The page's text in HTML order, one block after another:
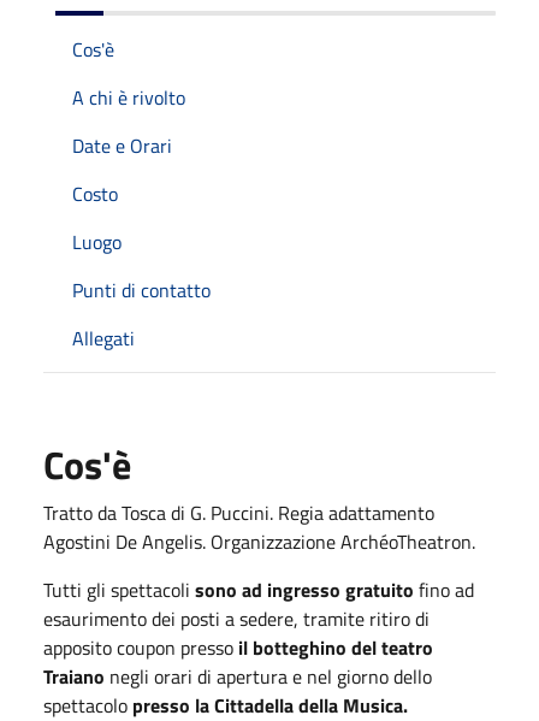
Cos'è
A chi è rivolto
Date e Orari
Costo
Luogo
Punti di contatto
Allegati
Cos'è
Tratto da Tosca di G. Puccini. Regia adattamento
Agostini De Angelis. Organizzazione ArchéoTheatron.
Tutti gli spettacoli sono ad ingresso gratuito fino ad
esaurimento dei posti a sedere, tramite ritiro di
apposito coupon presso il botteghino del teatro
Traiano negli orari di apertura e nel giorno dello
spettacolo presso la Cittadella della Musica.